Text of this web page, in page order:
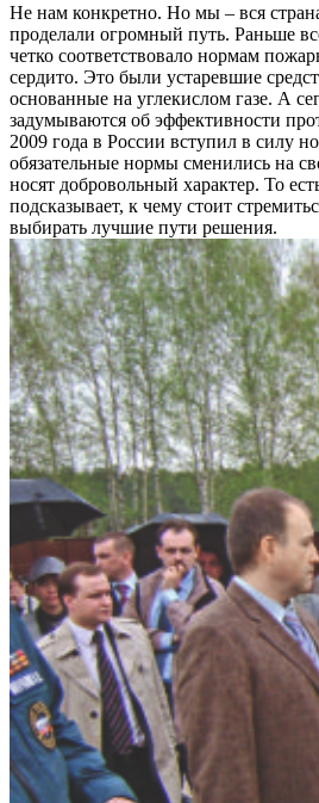
Не нам конкретно. Но мы – вся
проделали огромный путь. Раньше
четко соответствовало нормам
сердито. Это были устаревшие
основанные на углекислом газе. А
задумываются об эффективности
2009 года в России вступил в силу
обязательные нормы сменились на
носят добровольный характер. То
подсказывает, к чему стоит
выбирать лучшие пути решения.